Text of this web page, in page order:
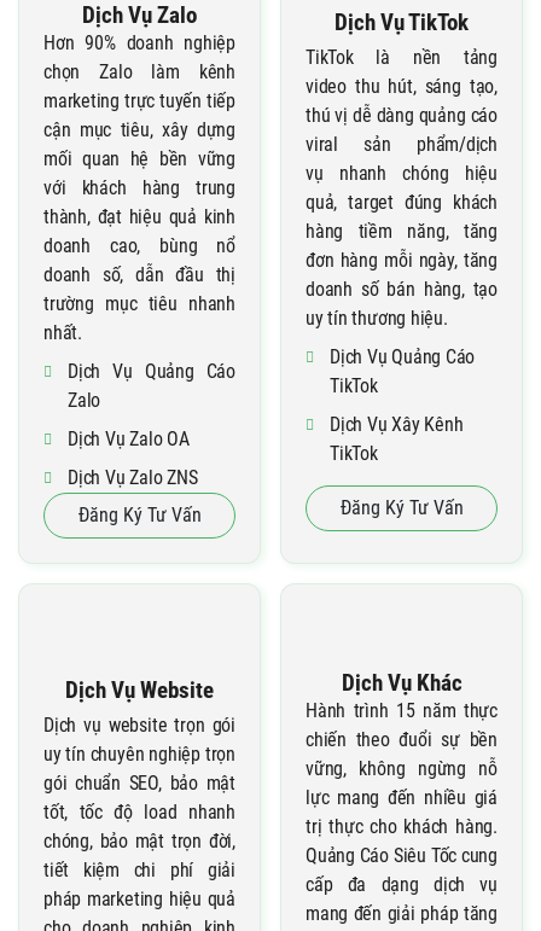
Dịch Vụ Zalo
Hơn 90% doanh nghiệp
chọn Zalo làm kênh
marketing trực tuyến tiếp
cận mục tiêu, xây dựng
mối quan hệ bền vững
với khách hàng trung
thành, đạt hiệu quả kinh
doanh cao, bùng nổ
doanh số, dẫn đầu thị
trường mục tiêu nhanh
nhất.
Dịch Vụ Quảng Cáo
Zalo
Dịch Vụ Zalo OA
Dịch Vụ Zalo ZNS
Đăng Ký Tư Vấn
Dịch Vụ TikTok
TikTok là nền tảng
video thu hút, sáng tạo,
thú vị dễ dàng quảng cáo
viral sản phẩm/dịch
vụ nhanh chóng hiệu
quả, target đúng khách
hàng tiềm năng, tăng
đơn hàng mỗi ngày, tăng
doanh số bán hàng, tạo
uy tín thương hiệu.
Dịch Vụ Quảng Cáo
TikTok
Dịch Vụ Xây Kênh
TikTok
Cho Thuê Tài Khoản
TikTok Agency
Đăng Ký Tư Vấn
Dịch Vụ Website
Dịch vụ website trọn gói
uy tín chuyên nghiệp trọn
gói chuẩn SEO, bảo mật
tốt, tốc độ load nhanh
chóng, bảo mật trọn đời,
tiết kiệm chi phí giải
pháp marketing hiệu quả
Dịch Vụ Khác
Hành trình 15 năm thực
chiến theo đuổi sự bền
vững, không ngừng nỗ
lực mang đến nhiều giá
trị thực cho khách hàng.
Quảng Cáo Siêu Tốc cung
cấp đa dạng dịch vụ
mang đến giải pháp tăng